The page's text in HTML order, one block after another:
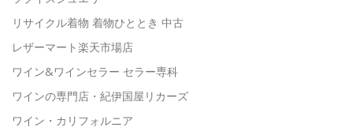
リサイクル着物 着物ひととき 中古
レザーマート楽天市場店
ワイン&ワインセラー セラー専科
ワインの専門店・紀伊国屋リカーズ
ワイン・カリフォルニア